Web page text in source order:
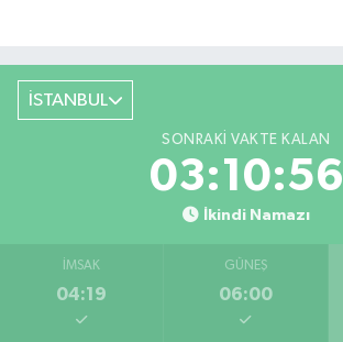
İSTANBUL
SONRAKI VAKTE KALAN
03:10:55
İkindi Namazı
İMSAK
04:19
GÜNEŞ
06:00